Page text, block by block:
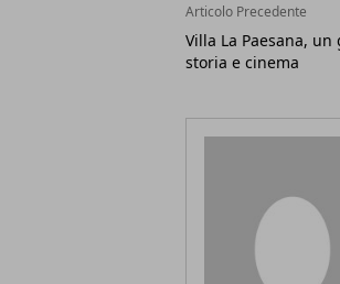
Articolo Precedente
Villa La Paesana,
storia e cinema